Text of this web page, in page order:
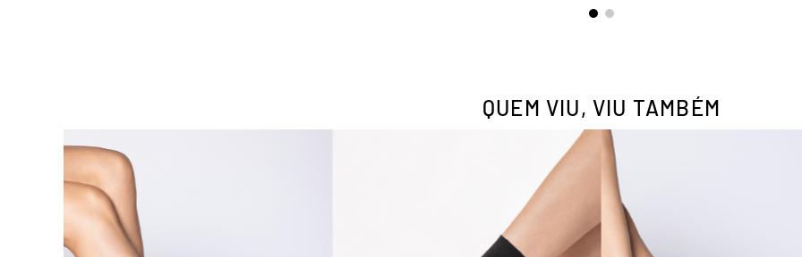
QUEM VIU, VIU TAMBÉM